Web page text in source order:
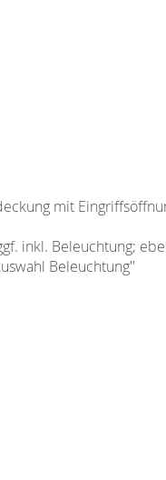
mit
inkl. Beleuchtung;
Beleuchtung''